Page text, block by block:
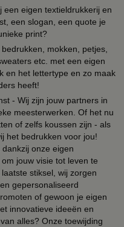
een eigen textieldrukkerij en
een slogan, een quote je
print?
mokken, petjes,
etc. met een eigen
en het lettertype en zo maak
heeft!
- Wij zijn jouw partners in
meesterwerken. Of het nu
of zelfs koussen zijn - als
het bedrukken voor jou!
onze eigen
jouw visie tot leven te
stiksel, wij zorgen
gepersonaliseerd
of gewoon je eigen
innovatieve ideeën en
alles? Onze toewijding